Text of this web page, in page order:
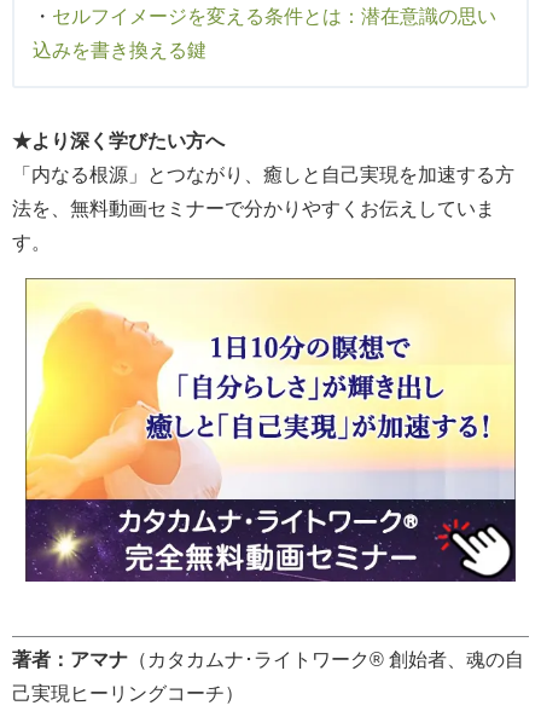
・ セルフイメージを変える条件とは：潜在意識の思い
込みを書き換える鍵
★より深く学びたい方へ
「内なる根源」とつながり、癒しと自己実現を加速する方
法を、無料動画セミナーで分かりやすくお伝えしていま
す。
著者：アマナ （カタカムナ･ライトワーク® 創始者、魂の自
己実現ヒーリングコーチ）